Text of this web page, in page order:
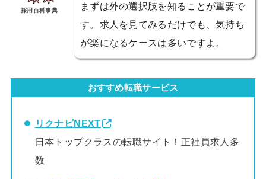
採用百科事典
まずは外の選択肢を知ることが重要で
す。求人を見てみるだけでも、気持ち
が楽になるケースは多いですよ。
おすすめ転職サービス
リクナビNEXT
日本トップクラスの転職サイト！正社員求人多
数